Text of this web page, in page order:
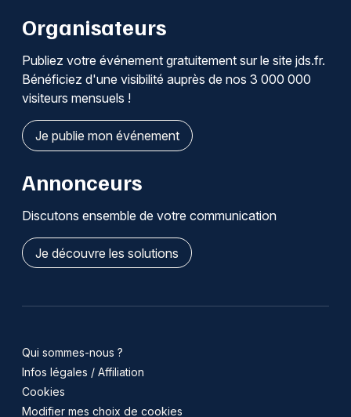
Organisateurs
Publiez votre événement gratuitement sur le site jds.fr.
Bénéficiez d'une visibilité auprès de nos 3 000 000
visiteurs mensuels !
Je publie mon événement
Annonceurs
Discutons ensemble de votre communication
Je découvre les solutions
Qui sommes-nous ?
Infos légales / Affiliation
Cookies
Modifier mes choix de cookies